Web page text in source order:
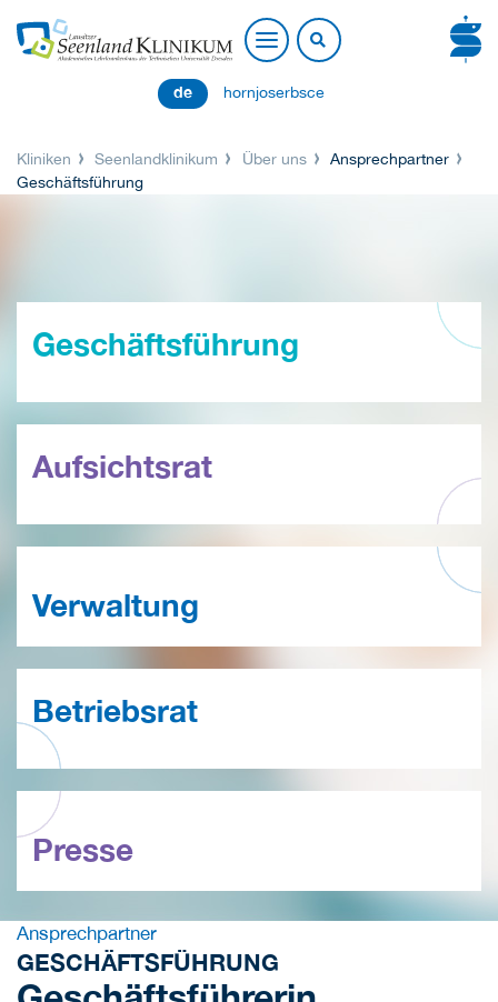
de hornjoserbsce
Kliniken Seenlandklinikum Über uns
Ansprechpartner
Geschäftsführung
Geschäftsführung
Aufsichtsrat
Verwaltung
Betriebsrat
Presse
Ansprechpartner
GESCHÄFTSFÜHRUNG